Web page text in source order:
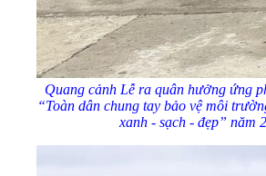
Quang cảnh Lễ ra quân hưởng ứng
“Toàn dân chung tay bảo vệ môi
xanh - sạch - đẹp” năm